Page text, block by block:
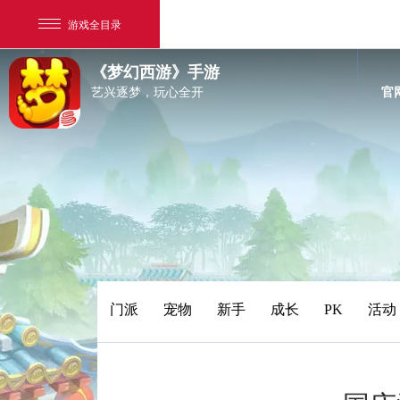
游戏全目录
网易游戏
游戏爱好者
我的足迹： 梦幻西游手游
《梦幻西游》手游
艺兴逐梦，玩心全开 官
门派 宠物 新手 成长 PK 活动